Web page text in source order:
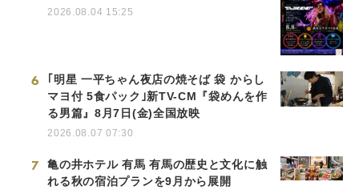
2026.08.04 15:25
6
｢明星 一平ちゃん夜店の焼そば 袋 からし
マヨ付 5食パック｣新TV-CM『袋めんを作
る男篇』8月7日(金)全国放映
2026.08.07 07:30
7
亀の井ホテル 有馬 有馬の歴史と文化に触
れる秋の宿泊プランを9月から展開